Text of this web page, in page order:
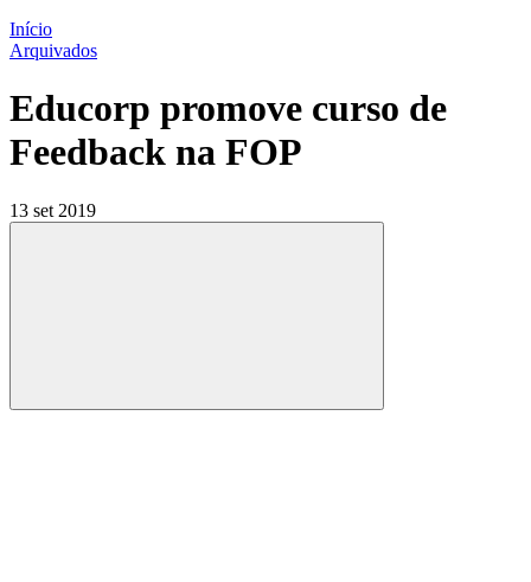
Início
Arquivados
Educorp promove curso de
Feedback na FOP
13 set 2019
Compartilhar